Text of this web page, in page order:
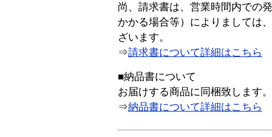
尚、請求書は、営業時間内での
かかる場合等）によりましては
ざいます。
⇒請求書について詳細はこちら
■納品書について
お届けする商品に同梱致します。
⇒納品書について詳細はこちら